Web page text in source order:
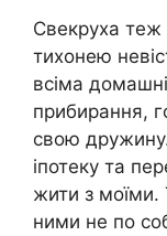
Свекруха теж
тихонею
всіма
прибирання,
свою
іпотеку та
жити з моїми.
ними не по